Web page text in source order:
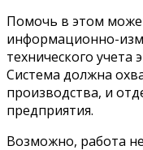
Помочь в этом
информационно-
технического учета
Система должна
производства, и
предприятия.
Возможно, работа